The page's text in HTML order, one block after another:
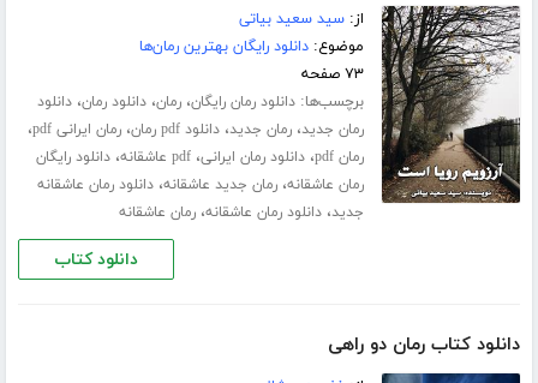
از:سید سعید بیاتی
موضوع:دانلود رایگان بهترین رمان‌ها
۷۳ صفحه
برچسب‌ها:دانلود رمان رایگان،رمان،دانلود رمان،دانلود
رمان جدید،رمان جدید،دانلود pdf رمان ،رمان ایرانی pdf ،
رمان pdf ،دانلود رمان ایرانی،pdf عاشقانه ،دانلود رایگان
رمان عاشقانه،رمان جدید عاشقانه،دانلود رمان عاشقانه
جدید،دانلود رمان عاشقانه،رمان عاشقانه
دانلود کتاب
دانلود کتاب رمان دو راهی